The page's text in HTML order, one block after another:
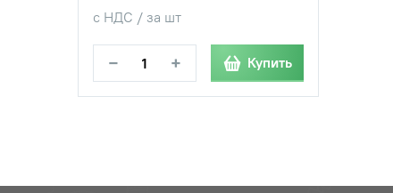
с НДС / за шт
− + Купить